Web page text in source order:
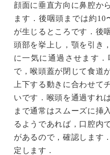
顔面に垂直方向に鼻腔か
ます．後咽頭までは約10
が生じるところです．後
頭部を挙上し，顎を引き
に一気に通過させます
で，喉頭蓋が閉じて食道
上下する動きに合わせて
いです．喉頭を通過すれ
まで通常はスムーズに挿
るようであれば，口腔内
があるので，確認します
定します．